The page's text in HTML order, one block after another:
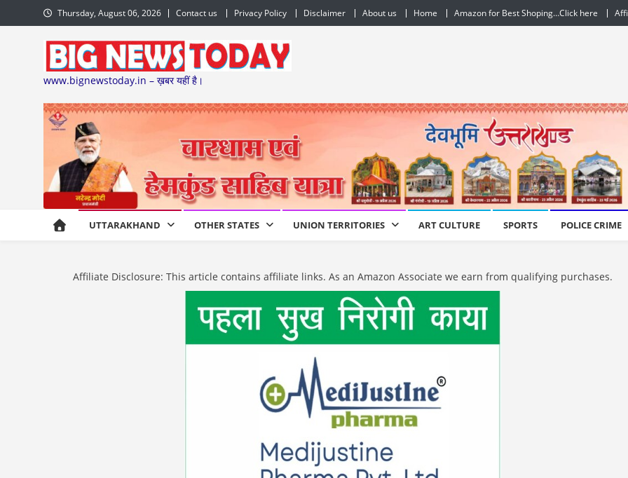
to
Thursday, August 06, 2026 Contact us Privacy Policy Disclaimer About us Home Amazon for Best Shoping…Click here
www.bignewstoday.in – ख़बर यहीं है।
UTTARAKHAND OTHER STATES UNION TERRITORIES ART CULTURE SPORTS POLICE CRIME
Affiliate Disclosure: This article contains affiliate links. As an Amazon Associate we earn from qualifying purchases.